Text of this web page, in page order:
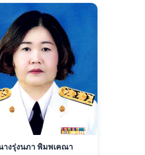
างรุ่งนภา พิมพเคณา